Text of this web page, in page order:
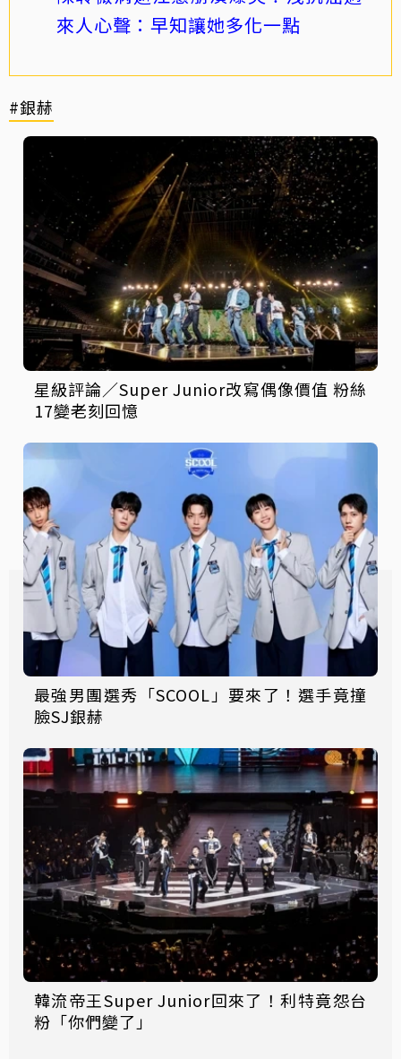
來人心聲：早知讓她多化一點
#銀赫
星級評論／Super Junior改寫偶像價值 粉絲
17變老刻回憶
最強男團選秀「SCOOL」要來了！選手竟撞
臉SJ銀赫
韓流帝王Super Junior回來了！利特竟怨台
粉「你們變了」